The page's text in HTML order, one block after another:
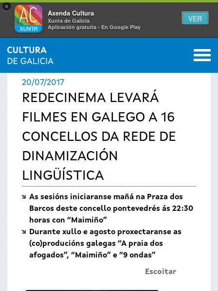
×
Axenda Cultura
Xunta de Galicia
Aplicación gratuíta - En Google Play
VER
Vostede
está
aquí
INICIO › ACTUALIDADE 0
20/07/2017
REDECINEMA LEVARÁ
FILMES EN GALEGO A 16
CONCELLOS DA REDE DE
DINAMIZACIÓN
LINGÜÍSTICA
As sesións iniciaranse mañá na Praza dos
Barcos deste concello pontevedrés ás 22:30
horas con “Maimiño”
Durante xullo e agosto proxectaranse as
(co)producións galegas “A praia dos
afogados”, “Maimiño” e “9 ondas”
Escoitar